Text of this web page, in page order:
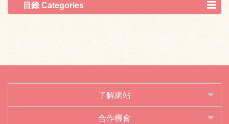
目錄 Categories
了解網站
合作機會